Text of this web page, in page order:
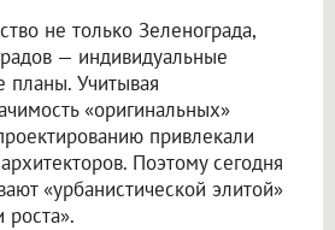
не только Зеленограда,
— индивидуальные
планы. Учитывая
«оригинальных»
привлекали
Поэтому сегодня
«урбанистической элитой»